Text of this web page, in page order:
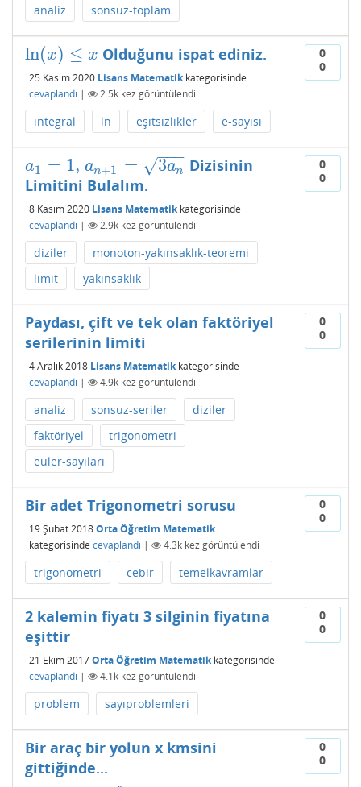
analiz sonsuz-toplam
0
0
ln(x) ≤ x
ln(x)≤x Olduğunu ispat ediniz.
25 Kasım 2020 Lisans Matematikkategorisinde
cevaplandı | 2.5k kez görüntülendi
integral ln eşitsizlikler e-sayısı
0
0
a1 = 1,
a1 =1, an+1 = 3an
−−
−
√
an+1 =3a n
Dizisinin
Limitini Bulalım.
8 Kasım 2020 Lisans Matematikkategorisinde
cevaplandı | 2.9k kez görüntülendi
diziler
monoton-yakınsaklık-teoremi
limit
yakınsaklık
0
0
Paydası, çift ve tek olan faktöriyel
serilerinin limiti
4 Aralık 2018 Lisans Matematikkategorisinde
cevaplandı | 4.9k kez görüntülendi
analiz sonsuz-seriler
diziler
faktöriyel
trigonometri
euler-sayıları
0
0
Bir adet Trigonometri sorusu
19 Şubat 2018Orta Öğretim Matematik
kategorisinde cevaplandı | 4.3k kez görüntülendi
trigonometri cebir temelkavramlar
0
0
2 kalemin fiyatı 3 silginin fiyatına
eşittir
21 Ekim 2017Orta Öğretim Matematikkategorisinde
cevaplandı | 4.1k kez görüntülendi
problem sayıproblemleri
0
0
Bir araç bir yolun x kmsini
gittiğinde...